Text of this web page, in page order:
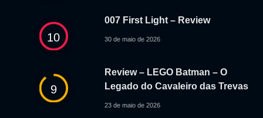
10
007 First Light – Review
30 de maio de 2026
9
Review – LEGO Batman – O
Legado do Cavaleiro das Trevas
23 de maio de 2026